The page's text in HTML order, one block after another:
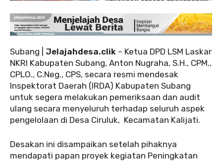
Subang | Jelajahdesa.clik – Ketua DPD LSM Laskar
NKRI Kabupaten Subang, Anton Nugraha, S.H., CPM.,
CPLO., C.Neg., CPS, secara resmi mendesak
Inspektorat Daerah (IRDA) Kabupaten Subang
untuk segera melakukan pemeriksaan dan audit
ulang secara menyeluruh terhadap seluruh aspek
pengelolaan di Desa Ciruluk, Kecamatan Kalijati.
Desakan ini disampaikan setelah pihaknya
mendapati papan proyek kegiatan Peningkatan